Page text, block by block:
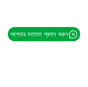
আপনার মতামত প্রদান করুন